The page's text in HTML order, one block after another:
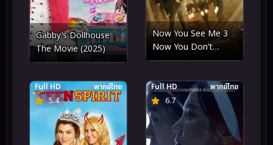
Gabby’s Dollhouse
The Movie (2025)
Now You See Me 3
Now You Don’t
(2025) อาชญากลปล้น
5.4
Full HD พากย์ไทย
6.7
Full HD พากย์ไทย